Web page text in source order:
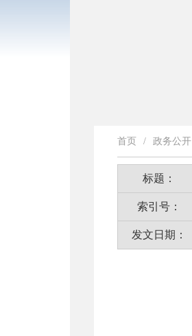
首页 / 政务公开
标题：
索引号：
发文日期：